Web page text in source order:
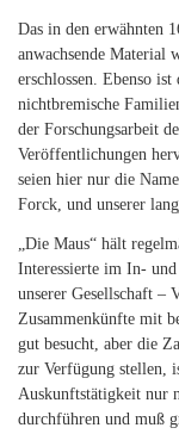
Das in den erwähnten
anwachsende Material
erschlossen. Ebenso
nichtbremische
der Forschungsarbeit
Veröffentlichungen
seien hier nur die
Forck, und unserer
„Die Maus“ hält
Interessierte im In-
unserer Gesellschaft –
Zusammenkünfte mit
gut besucht, aber die
zur Verfügung stellen,
Auskunftstätigkeit nur
durchführen und muß